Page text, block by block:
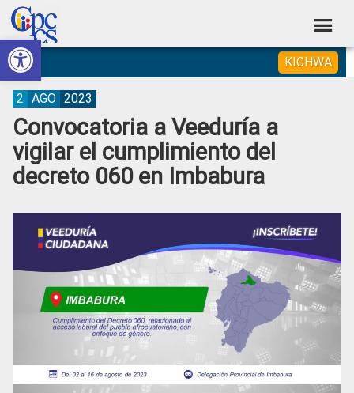
Abrir barra de herramientas
Skip
to
primary
navigation
Skip
to
main
content
Skip
to
primary
sidebar
Skip
to
footer
Consejo
de
Participación
Ciudadana
Control
Social
Construyendo
Poder
Ciudadano
KICHWA
Convocatoria a Veeduría a
vigilar el cumplimiento del
decreto 060 en Imbabura
2 AGO 2023